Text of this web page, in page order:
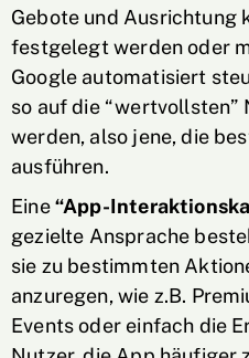
Gebote und Ausrichtung
festgelegt werden oder
Google automatisiert
so auf die
werden, also jene, die
ausführen.
Eine“App-
gezielte Ansprache
sie zu bestimmten
anzuregen, wie z.B.
Events oder einfach die